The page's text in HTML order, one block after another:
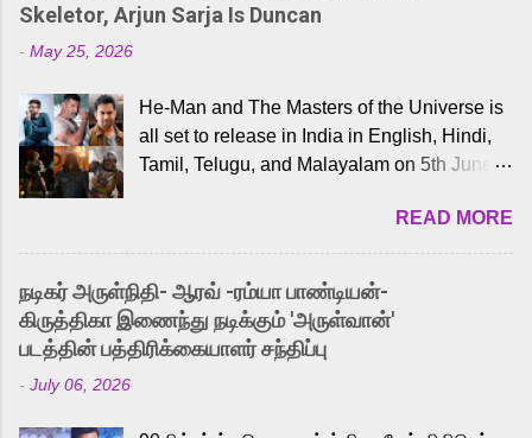
Skeletor, Arjun Sarja Is Duncan
- May 25, 2026
He-Man and The Masters of the Universe is
all set to release in India in English, Hindi,
Tamil, Telugu, and Malayalam on 5th June,
received a lot of love from cult He-Man fans
and offered audiences an exciting glimpse
into the world of Eternia, the recently
released Tamil trailer has also generated
strong excitement among Tamil audiences.
Adding to the growing buzz is the film’s
READ MORE
நடிகர் அருள்நிதி- ஆரவ் -ரம்யா பாண்டியன்-
கிருத்திகா இணைந்து நடிக்கும் 'அருள்வான்'
படத்தின் பத்திரிக்கையாளர் சந்திப்பு
- July 06, 2026